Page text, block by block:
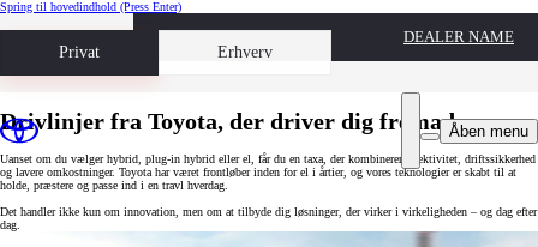
Spring til hovedindhold (Press Enter)
Privat Erhverv
Book prøvetur
DEALER NAME
Åben menu
Drivlinjer fra Toyota, der driver dig fremad
Uanset om du vælger hybrid, plug-in hybrid eller el, får du en taxa, der kombinerer effektivitet, driftssikkerhed
og lavere omkostninger. Toyota har været frontløber inden for el i årtier, og vores teknologier er skabt til at
holde, præstere og passe ind i en travl hverdag.
Det handler ikke kun om innovation, men om at tilbyde dig løsninger, der virker i virkeligheden – og dag efter
dag.